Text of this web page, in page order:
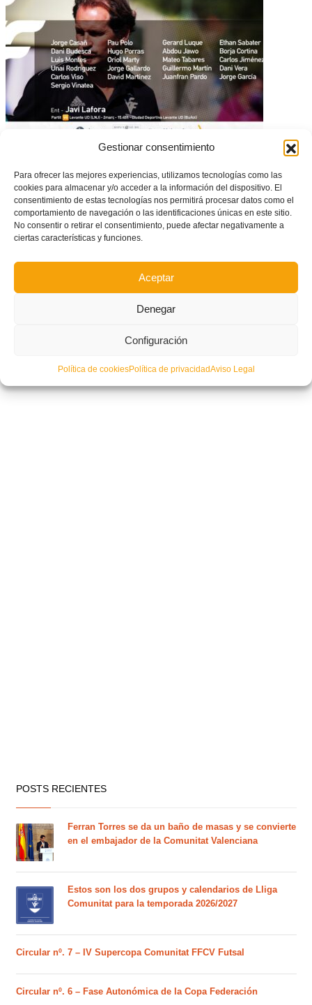
Gestionar consentimiento
Para ofrecer las mejores experiencias, utilizamos tecnologías como las
cookies para almacenar y/o acceder a la información del dispositivo. El
consentimiento de estas tecnologías nos permitirá procesar datos como el
comportamiento de navegación o las identificaciones únicas en este sitio.
No consentir o retirar el consentimiento, puede afectar negativamente a
ciertas características y funciones.
Aceptar
Denegar
Configuración
Política de cookiesPolítica de privacidadAviso Legal
CONVOCATORIA: Amistoso de la Selecció Valenciana masculina sub16
RFEF sortea mañana las sedes de las Fases Finales de los Campeonatos
POSTS RECIENTES
Ferran Torres se da un baño de masas y se convierte
en el embajador de la Comunitat Valenciana
Estos son los dos grupos y calendarios de Lliga
Comunitat para la temporada 2026/2027
Circular nº. 7 – IV Supercopa Comunitat FFCV Futsal
Circular nº. 6 – Fase Autonómica de la Copa Federación